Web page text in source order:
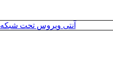
آنتی ویروس تحت شبکه